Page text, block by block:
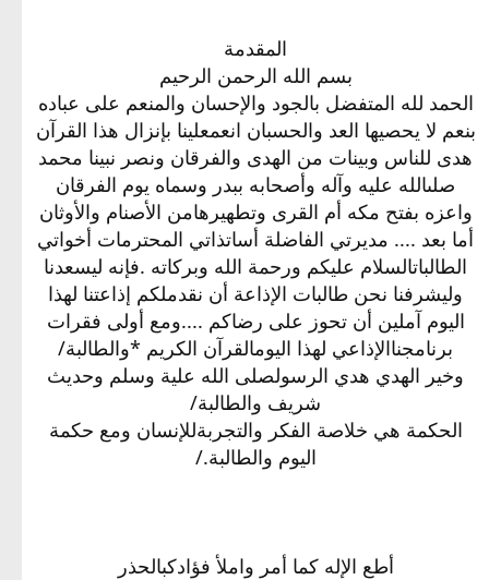
المقدمة
بسم الله الرحمن الرحيم
الحمد لله المتفضل بالجود والإحسان والمنعم على عباده
بنعم لا يحصيها العد والحسبان انعمعلينا بإنزال هذا القرآن
هدى للناس وبينات من الهدى والفرقان ونصر نبينا محمد
صلىالله عليه وآله وأصحابه ببدر وسماه يوم الفرقان
واعزه بفتح مكه أم القرى وتطهيرهامن الأصنام والأوثان
أما بعد .... مديرتي الفاضلة أساتذاتي المحترمات أخواتي
الطالباتالسلام عليكم ورحمة الله وبركاته .فإنه ليسعدنا
وليشرفنا نحن طالبات الإذاعة أن نقدملكم إذاعتنا لهذا
اليوم آملين أن تحوز على رضاكم ....ومع أولى فقرات
برنامجناالإذاعي لهذا اليومالقرآن الكريم *والطالبة/
وخير الهدي هدي الرسولصلى الله علية وسلم وحديث
شريف والطالبة/
الحكمة هي خلاصة الفكر والتجربةللإنسان ومع حكمة
اليوم والطالبة./
أطع الإله كما أمر واملأ فؤادكبالحذر